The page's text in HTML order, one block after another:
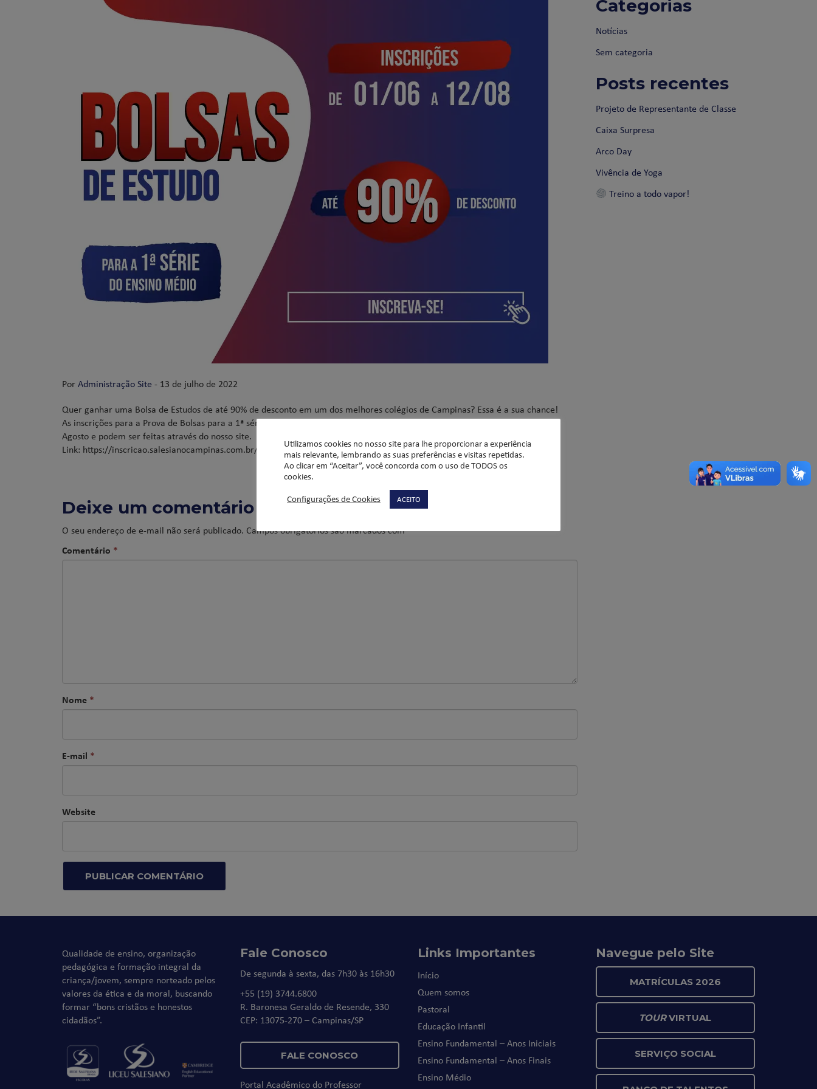
PorAdministração Site - 13 de julho de 2022
Quer ganhar uma Bolsa de Estudos de até 90% de desconto em um dos melhores colégios de Campinas? Essa é a sua chance!
As inscrições para a Prova de Bolsas para a 1ª série do Ensino Médio do Colégio Liceu Salesiano acontecem até o dia 12 de
Agosto e podem ser feitas através do nosso site.
Link: https://inscricao.salesianocampinas.com.br/?idps=2
Deixe um comentário
O seu endereço de e-mail não será publicado. Campos obrigatórios são marcados com*
Comentário *
Nome *
E-mail *
Website
Categorias
Notícias
Sem categoria
Posts recentes
Projeto de Representante de Classe
Caixa Surpresa
Arco Day
Vivência de Yoga
Treino a todo vapor!
Qualidade de ensino, organização
pedagógica e formação integral da
criança/jovem, sempre norteado pelos
valores da ética e da moral, buscando
formar “bons cristãos e honestos
cidadãos”.
Fale Conosco
De segunda à sexta, das 7h30 às 16h30
+55 (19) 3744.6800
R. Baronesa Geraldo de Resende, 330
CEP: 13075-270 – Campinas/SP
FALE CONOSCO
Portal Acadêmico do Professor
Links Importantes
Início
Quem somos
Pastoral
Educação Infantil
Ensino Fundamental – Anos Iniciais
Ensino Fundamental – Anos Finais
Ensino Médio
Navegue pelo Site
MATRÍCULAS 2026
TOURVIRTUAL
SERVIÇO SOCIAL
Utilizamos cookies no nosso site para lhe proporcionar a experiência
mais relevante, lembrando as suas preferências e visitas repetidas.
Ao clicar em “Aceitar”, você concorda com o uso de TODOS os
cookies.
Configurações de Cookies
ACEITO